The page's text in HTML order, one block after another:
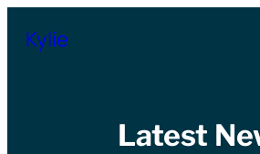
Kylie
Latest